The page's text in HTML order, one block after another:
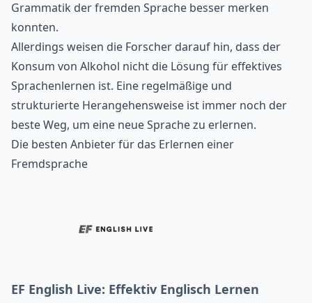
Grammatik der fremden Sprache besser merken
konnten.
Allerdings weisen die Forscher darauf hin, dass der
Konsum von Alkohol nicht die Lösung für effektives
Sprachenlernen ist. Eine regelmäßige und
strukturierte Herangehensweise ist immer noch der
beste Weg, um eine neue Sprache zu erlernen.
Die besten Anbieter für das Erlernen einer
Fremdsprache
EF English Live: Effektiv Englisch Lernen